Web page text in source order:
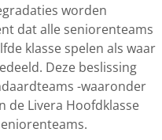
worden
dat alle seniorenteams
klasse spelen als waar
Deze beslissing
-waaronder
de Livera Hoofdklasse